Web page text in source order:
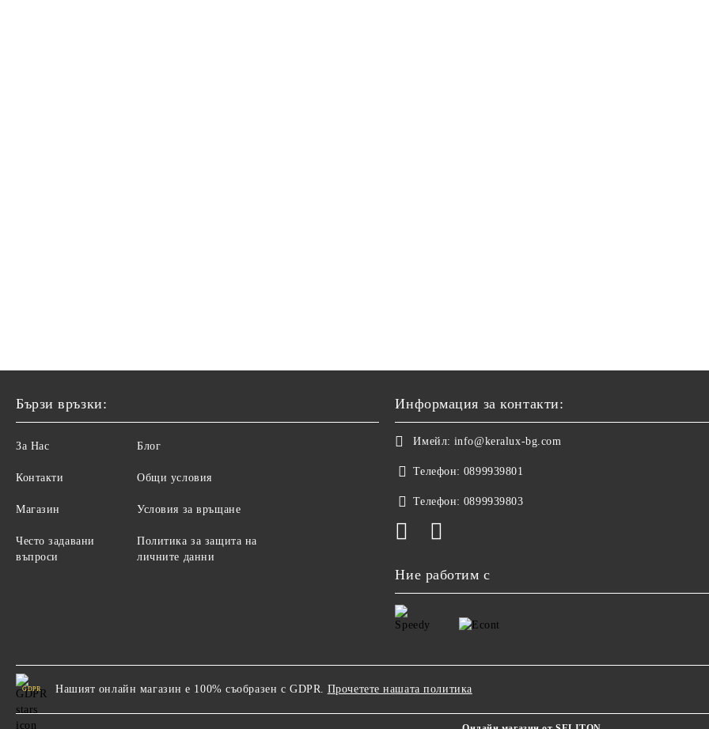
Бързи връзки:
За Нас
Контакти
Магазин
Често задавани
въпроси
Блог
Общи условия
Условия за връщане
Политика за защита на
личните данни
Информация за контакти:
Имейл: info@keralux-bg.com
Телефон: 0899939801
Телефон: 0899939803
Ние работим с
GDPR Нашият онлайн магазин е 100% съобразен с GDPR. Прочетете нашата политика